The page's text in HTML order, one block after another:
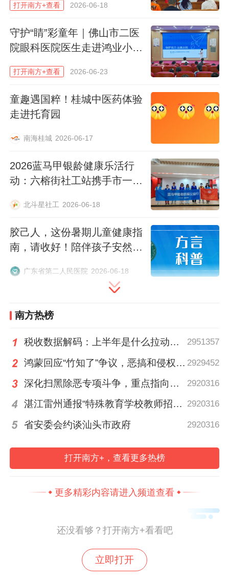
实践体验和互动采访环节，帮助中小学生及
家长系统认识皮肤结构、痤疮成因，学习科
学的护理方法，避开常见误区。
▶▶▶如果你想加入我们，赶紧扫描下方二
及一句“皮肤护肤小疑问”，截止时间为6月
期：睛彩视界，你我瞳行
打开南方+查看 2026-06-18
守护“睛”彩童年｜佛山市二医
院眼科医院医生走进鸿业小
打开南方+查看 2026-06-23
童趣遇国粹！桂城中医药体验
走进托育园
南海桂城 2026-06-17
2026蓝马甲银龄健康乐活行
动：六榕街社工站携手市一医
北斗星社工 2026-06-18
胶己人，这份暑期儿童健康指
南，请收好！陪伴孩子安然度
广东省第二人民医院 2026-06-18
南方热榜
税收数据解码：上半年是什么拉动广东经济加速增长？ 2951357
鸿蒙回应“竹知了”争议，恶搞和侵权的边界在哪里？ 2929452
深化扫黑除恶专项斗争，重点指向这些黑恶势力 2920316
湛江雷州通报“特殊教育学校教师招聘存在违规行为” 2920316
省安委会约谈汕头市政府 2920316
打开南方+，查看更多热榜
更多精彩内容请进入频道查看
还没看够？打开南方+看看吧
立即打开